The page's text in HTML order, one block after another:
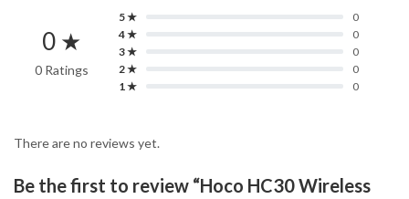
0 ★
0 Ratings
5 ★
0
4 ★
0
3 ★
0
2 ★
0
1 ★
0
There are no reviews yet.
Be the first to review “Hoco HC30 Wireless